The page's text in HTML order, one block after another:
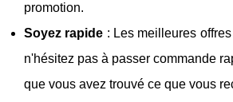
promotion.
Soyez rapide : Les meilleures
n'hésitez pas à passer commande
que vous avez trouvé ce que vous